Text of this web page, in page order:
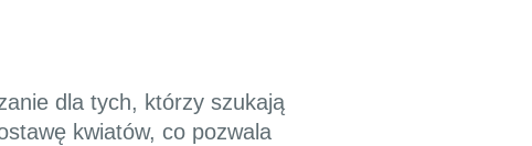
dla tych, którzy szukają
kwiatów, co pozwala